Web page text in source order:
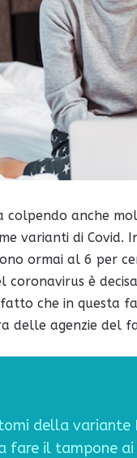
colpendo anche
varianti di
ormai al 6 per
coronavirus è
che in questa
delle agenzie del
della variante
fare il tampone ai